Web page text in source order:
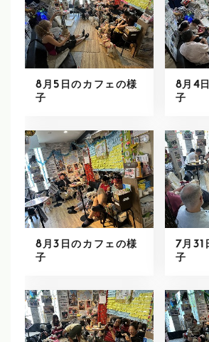
8月5日のカフェの様
子
8月4
子
8月3日のカフェの様
子
7月31
子